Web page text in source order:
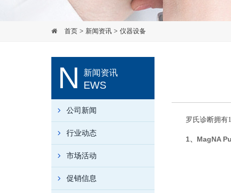
首页 > 新闻资讯 > 仪器设备
N 新闻资讯
EWS
公司新闻
行业动态
市场活动
促销信息
罗氏诊断拥有
1、MagNA